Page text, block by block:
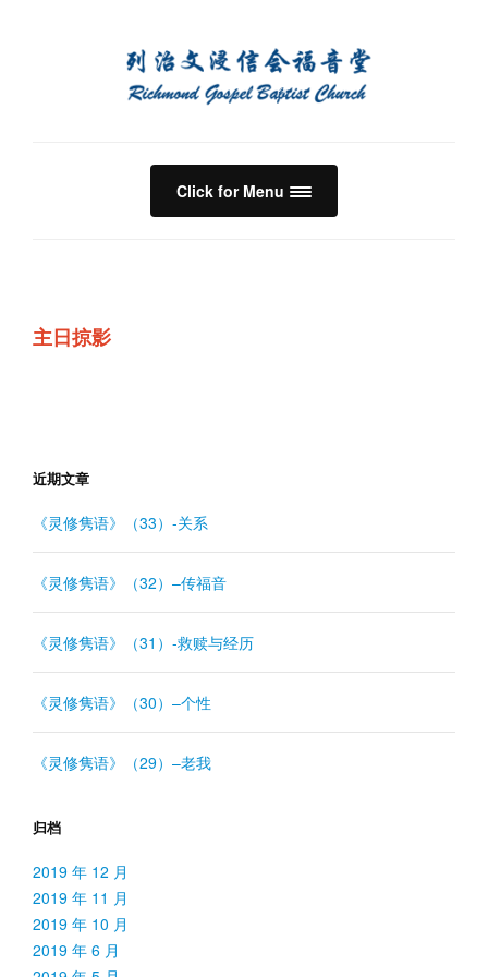
Click for Menu
主日掠影
近期文章
《灵修隽语》（33）-关系
《灵修隽语》（32）–传福音
《灵修隽语》（31）-救赎与经历
《灵修隽语》（30）–个性
《灵修隽语》（29）–老我
归档
2019 年 12 月
2019 年 11 月
2019 年 10 月
2019 年 6 月